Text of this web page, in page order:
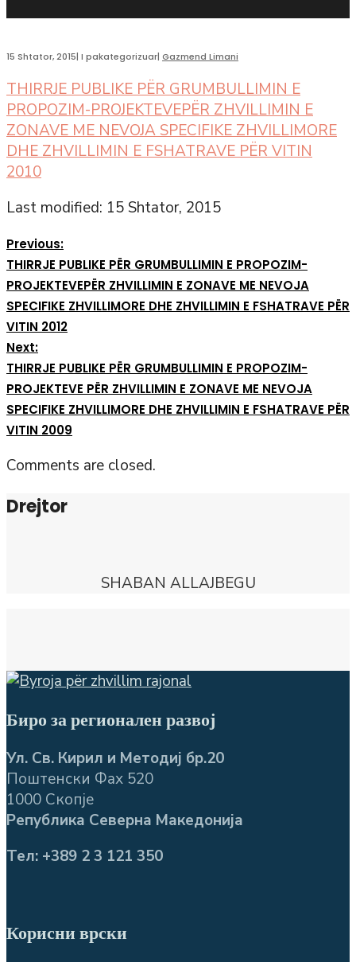
15 Shtator, 2015| I pakategorizuar| Gazmend Limani
THIRRJE PUBLIKE PËR GRUMBULLIMIN E
PROPOZIM-PROJEKTEVEPËR ZHVILLIMIN E
ZONAVE ME NEVOJA SPECIFIKE ZHVILLIMORE
DHE ZHVILLIMIN E FSHATRAVE PËR VITIN
2010
Last modified: 15 Shtator, 2015
Previous:
THIRRJE PUBLIKE PËR GRUMBULLIMIN E PROPOZIM-
PROJEKTEVEPËR ZHVILLIMIN E ZONAVE ME NEVOJA
SPECIFIKE ZHVILLIMORE DHE ZHVILLIMIN E FSHATRAVE PËR
VITIN 2012
Next:
THIRRJE PUBLIKE PËR GRUMBULLIMIN E PROPOZIM-
PROJEKTEVE PËR ZHVILLIMIN E ZONAVE ME NEVOJA
SPECIFIKE ZHVILLIMORE DHE ZHVILLIMIN E FSHATRAVE PËR
VITIN 2009
Comments are closed.
Drejtor
SHABAN ALLAJBEGU
Биро за регионален развој
Ул. Св. Кирил и Методиј бр.20
Поштенски Фах 520
1000 Скопје
Република Северна Македонија
Тел: +389 2 3 121 350
Корисни врски